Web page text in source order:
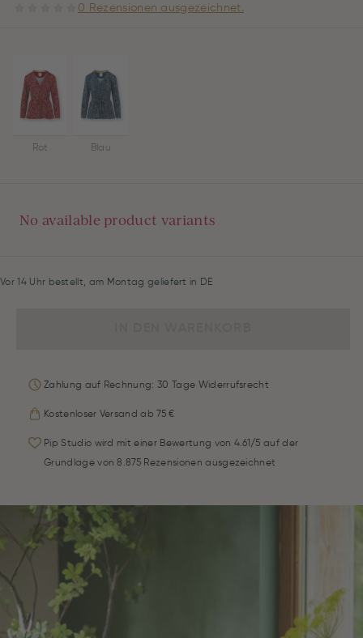
0 Rezensionen ausgezeichnet.
Rot Blau
No available product variants
Vor 14 Uhr bestellt, am Montag geliefert in DE
Zahlung auf Rechnung: 30 Tage Widerrufsrecht
Kostenloser Versand ab 75 €
Pip Studio wird mit einer Bewertung von 4.61/5 auf der
Grundlage von 8.875 Rezensionen ausgezeichnet